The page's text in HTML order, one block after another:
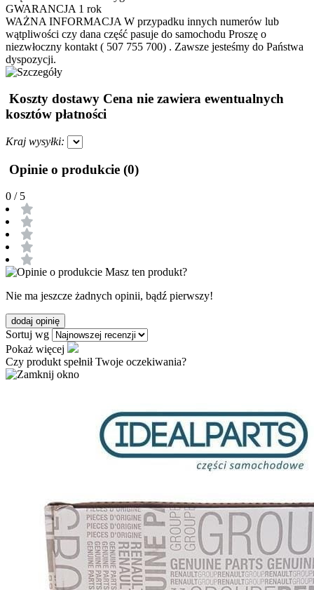
GWARANCJA 1 rok
WAŻNA INFORMACJA W przypadku innych numerów lub
wątpliwości czy dana część pasuje do samochodu Proszę o
niezwłoczny kontakt ( 507 755 700) . Zawsze jesteśmy do Państwa
dyspozycji.
Koszty dostawy Cena nie zawiera ewentualnych
kosztów płatności
Kraj wysyłki:
Opinie o produkcie (0)
0 / 5
Masz ten produkt?
Nie ma jeszcze żadnych opinii, bądź pierwszy!
dodaj opinię
Sortuj wg
Pokaż więcej
Czy produkt spełnił Twoje oczekiwania?